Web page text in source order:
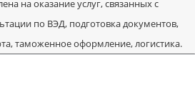
на оказание услуг, связанных с
по ВЭД, подготовка документов,
таможенное оформление, логистика.